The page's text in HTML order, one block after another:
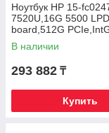
Ноутбук HP 15-
7520U,16G 5500
board,512G
FHD IPS
Silver,720p
В наличии
293 882 ₸
Купить